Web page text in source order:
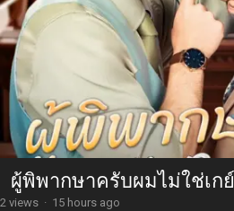
ผู้พิพากษาครับผมไม่ใช่เกย์
2 views · 15 hours ago